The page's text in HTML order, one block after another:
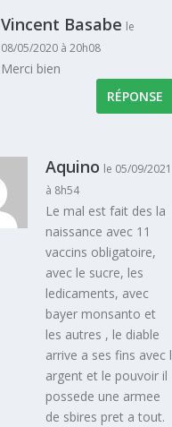
Vincent Basabe le
08/05/2020 à 20h08
Merci bien
RÉPONSE
Aquino le 05/09/2021
à 8h54
Le mal est fait des la
naissance avec 11
vaccins obligatoire,
avec le sucre, les
ledicaments, avec
bayer monsanto et
les autres , le diable
arrive a ses fins avec l
argent et le pouvoir il
possede une armee
de sbires pret a tout.